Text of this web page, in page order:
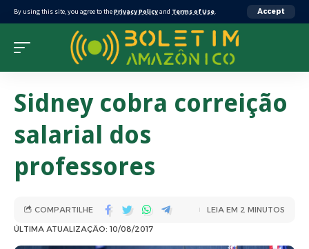
By using this site, you agree to thePrivacy Policyand Terms of Use. Accept
Sidney cobra correição
salarial dos
professores
ÚLTIMA ATUALIZAÇÃO: 10/08/2017
COMPARTILHE LEIA EM 2 MINUTOS